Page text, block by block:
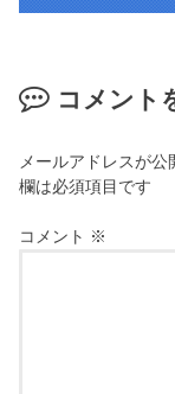
コメント
メールアドレスが公
欄は必須項目です
コメント ※